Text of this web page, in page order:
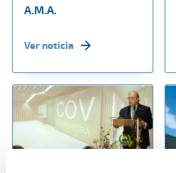
A.M.A.
Ver noticia